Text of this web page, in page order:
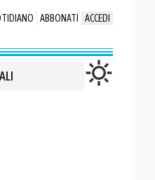
ABBONATI ACCEDI